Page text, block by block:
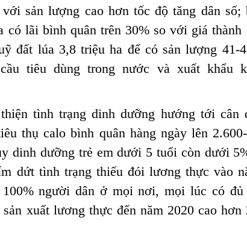
sản lượng cao hơn tốc độ tăng dân số;
có lãi bình quân trên 30% so với giá
đất lúa 3,8 triệu ha để có sản lượng 41-
tiêu dùng trong nước và xuất khẩu
tình trạng dinh dưỡng hướng tới cân
thụ calo bình quân hàng ngày lên
dinh dưỡng trẻ em dưới 5 tuổi còn dưới
dứt tình trạng thiếu đói lương thực vào
100% người dân ở mọi nơi, mọi lúc có
xuất lương thực đến năm 2020 cao